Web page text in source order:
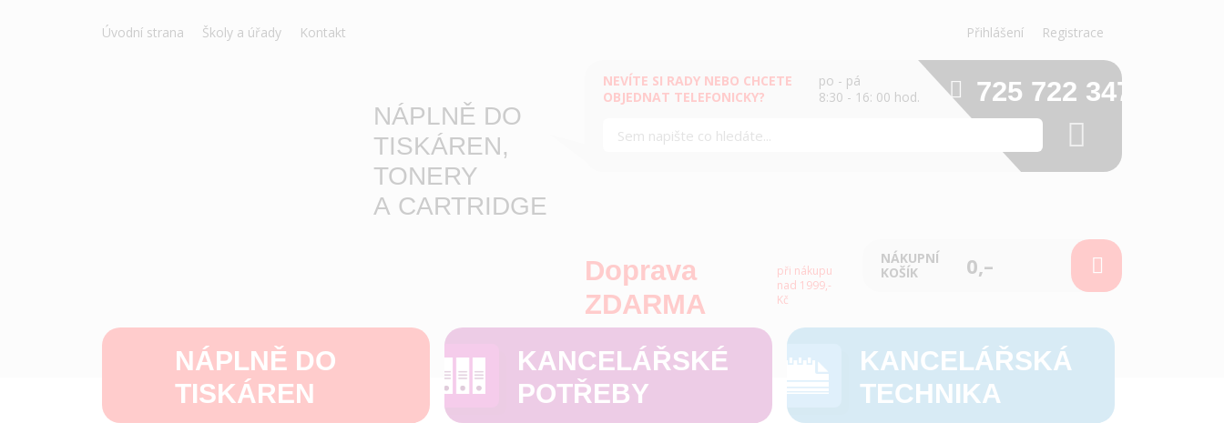
Úvodní strana Školy a úřady Kontakt Přihlášení Registrace
NÁPLNĚ DO
TISKÁREN,
TONERY
A CARTRIDGE
NEVÍTE SI RADY NEBO CHCETE
OBJEDNAT TELEFONICKY?
po - pá
8:30 - 16: 00 hod.
725 722 347
Doprava
ZDARMA
při nákupu
nad 1999,-
Kč
NÁKUPNÍ
KOŠÍK
0,–
NÁPLNĚ DO
TISKÁREN
KANCELÁŘSKÉ
POTŘEBY
KANCELÁŘSKÁ
TECHNIKA